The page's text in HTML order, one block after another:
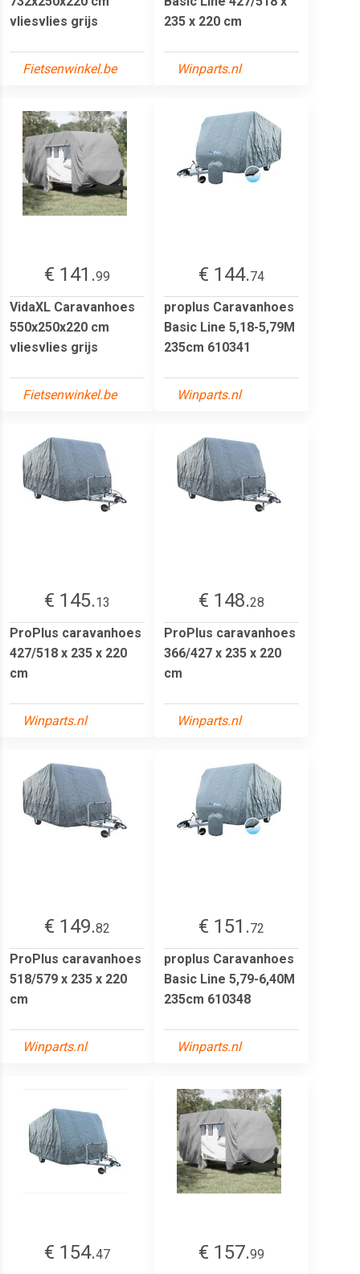
vliesvlies grijs
Fietsenwinkel.be
235 x 220 cm
Winparts.nl
€ 141.99
VidaXL Caravanhoes
550x250x220 cm
vliesvlies grijs
Fietsenwinkel.be
€ 144.74
proplus Caravanhoes
Basic Line 5,18-5,79M
235cm 610341
Winparts.nl
€ 145.13
ProPlus caravanhoes
427/518 x 235 x 220
cm
Winparts.nl
€ 148.28
ProPlus caravanhoes
366/427 x 235 x 220
cm
Winparts.nl
€ 149.82
ProPlus caravanhoes
518/579 x 235 x 220
cm
Winparts.nl
€ 151.72
proplus Caravanhoes
Basic Line 5,79-6,40M
235cm 610348
Winparts.nl
€ 154.47 € 157.99